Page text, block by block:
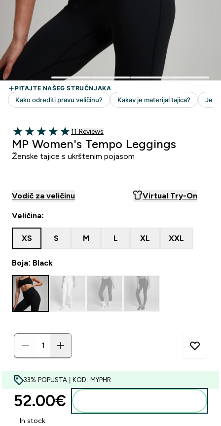
5 out of 5 stars
11 customer reviews
11 Reviews
MP Women's Tempo Leggings
Ženske tajice s ukrštenim pojasom
Vodič za veličinu Virtual Try-On
Veličina:
XS S M L XL XXL
Boja: Black
33% POPUSTA | KOD: MYPHR
52.00€‎
In stock